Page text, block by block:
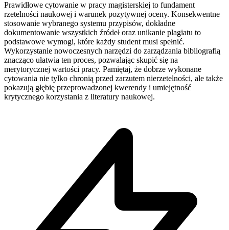
Prawidłowe cytowanie w pracy magisterskiej to fundament
rzetelności naukowej i warunek pozytywnej oceny. Konsekwentne
stosowanie wybranego systemu przypisów, dokładne
dokumentowanie wszystkich źródeł oraz unikanie plagiatu to
podstawowe wymogi, które każdy student musi spełnić.
Wykorzystanie nowoczesnych narzędzi do zarządzania bibliografią
znacząco ułatwia ten proces, pozwalając skupić się na
merytorycznej wartości pracy. Pamiętaj, że dobrze wykonane
cytowania nie tylko chronią przed zarzutem nierzetelności, ale także
pokazują głębię przeprowadzonej kwerendy i umiejętność
krytycznego korzystania z literatury naukowej.